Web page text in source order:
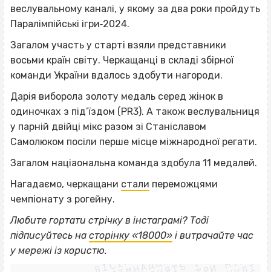
веслувальному каналі, у якому за два роки пройдуть
Паралімпійські ігри‐2024.
Загалом участь у старті взяли представники
восьми країн світу. Черкащанці в складі збірної
команди України вдалось здобути нагороди.
Дарія виборола золоту медаль серед жінок в
одиночках з під’їздом (PR3). А також веслувальниця
у парній двійці мікс разом зі Станіславом
Самолюком посіли перше місце міжнародної регати.
Загалом націаональна команда здобула 11 медалей.
Нагадаємо, черкащани стали переможцями
чемпіонату з рогейну.
Любите гортати стрічку в інстаграмі? Тоді
підписуйтесь на сторінку «18000» і витрачайте час
у мережі із користю.ВІСІМНАДЦЯТЬ ТРИ НУЛІ
ВІСІМНАДЦЯТЬ ТРИ НУЛІ